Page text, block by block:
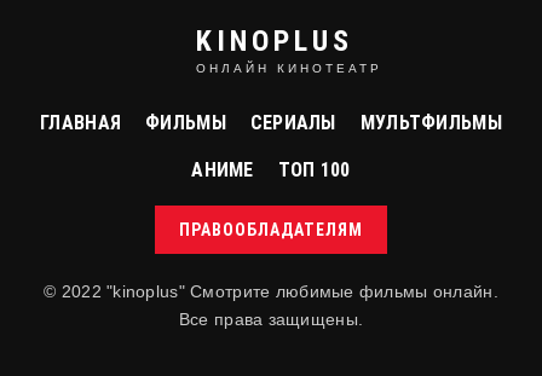
фильм
Road Trip
KINOPLUS
ОНЛАЙН КИНОТЕАТР
ГЛАВНАЯ ФИЛЬМЫ СЕРИАЛЫ МУЛЬТФИЛЬМЫ
АНИМЕ ТОП 100
ПРАВООБЛАДАТЕЛЯМ
© 2022 "kinoplus" Смотрите любимые фильмы онлайн.
Все права защищены.